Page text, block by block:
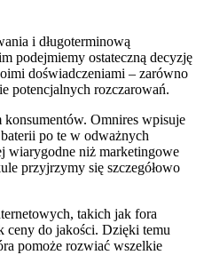
i długoterminową
podejmiemy ostateczną decyzję
doświadczeniami – zarówno
potencjalnych rozczarowań.
Omnires wpisuje
po te w odważnych
wiarygodne niż marketingowe
przyjrzymy się szczegółowo
takich jak fora
ceny do jakości. Dzięki temu
pomoże rozwiać wszelkie